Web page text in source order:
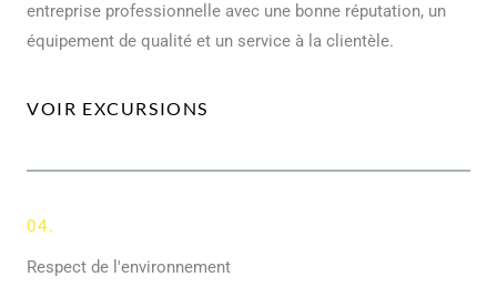
entreprise professionnelle avec une bonne réputation, un
équipement de qualité et un service à la clientèle.
VOIR EXCURSIONS
04.
Respect de l'environnement